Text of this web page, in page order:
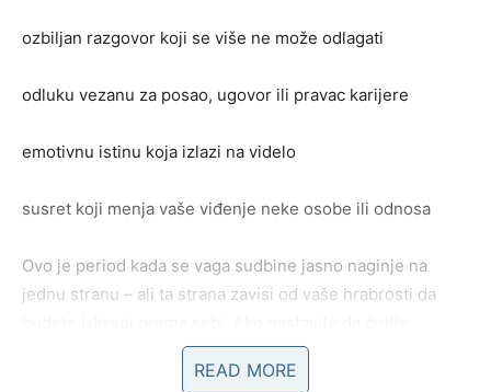
ozbiljan razgovor koji se više ne može odlagati
odluku vezanu za posao, ugovor ili pravac karijere
emotivnu istinu koja izlazi na videlo
susret koji menja vaše viđenje neke osobe ili odnosa
Ovo je period kada se vaga sudbine jasno naginje na
jednu stranu – ali ta strana zavisi od vaše hrabrosti da
okolnosti će odlučiti umesto vas. Ako progovorite i
izaberete, čak i ako to znači gubitak nečega poznatog,
READ MORE